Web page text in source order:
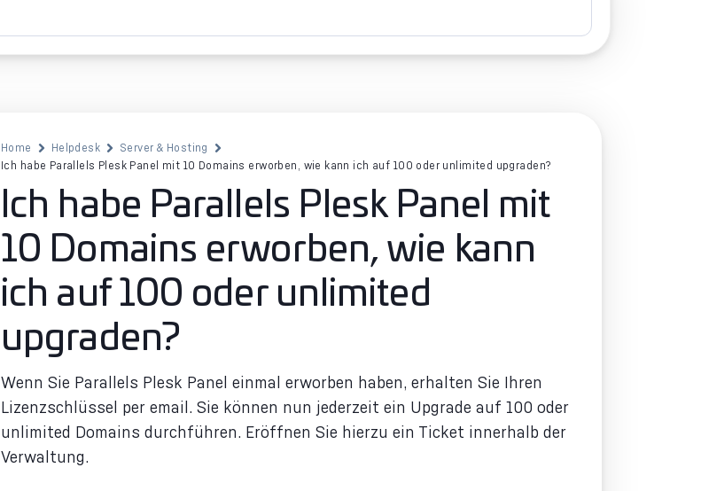
Home Helpdesk
Server & Hosting
Ich habe Parallels Plesk Panel mit 10 Domains erworben, wie kann ich auf 100 oder unlimited upgraden?
Ich habe Parallels Plesk Panel mit
10 Domains erworben, wie kann
ich auf 100 oder unlimited
upgraden?
Wenn Sie Parallels Plesk Panel einmal erworben haben, erhalten Sie Ihren
Lizenzschlüssel per email. Sie können nun jederzeit ein Upgrade auf 100 oder
unlimited Domains durchführen. Eröffnen Sie hierzu ein Ticket innerhalb der
Verwaltung.